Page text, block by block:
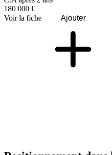
180 000 €
Voir la fiche
Ajouter